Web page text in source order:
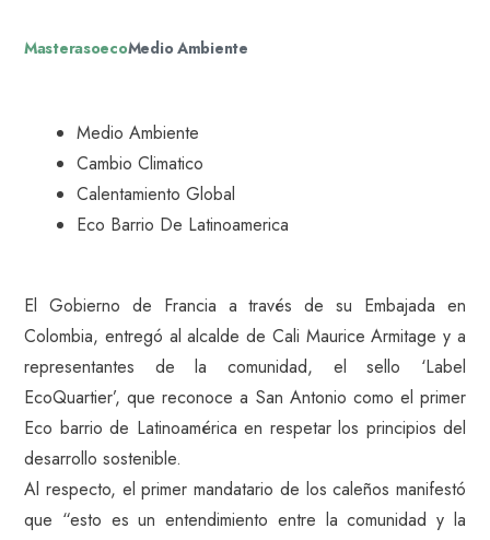
MasterasoecoMedio Ambiente
Medio Ambiente
Cambio Climatico
Calentamiento Global
Eco Barrio De Latinoamerica
El Gobierno de Francia a través de su Embajada en
Colombia, entregó al alcalde de Cali Maurice Armitage y a
representantes de la comunidad, el sello ‘Label
EcoQuartier’, que reconoce a San Antonio como el primer
Eco barrio de Latinoamérica en respetar los principios del
desarrollo sostenible.
Al respecto, el primer mandatario de los caleños manifestó
que “esto es un entendimiento entre la comunidad y la